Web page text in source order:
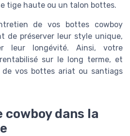
tige haute ou un talon bottes.
de vos bottes cowboy
de préserver leur style unique,
leur longévité. Ainsi, votre
sur le long terme, et
vos bottes ariat ou santiags
cowboy dans la